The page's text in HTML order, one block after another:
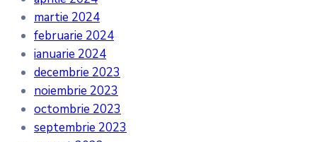
martie 2024
februarie 2024
ianuarie 2024
decembrie 2023
noiembrie 2023
octombrie 2023
septembrie 2023